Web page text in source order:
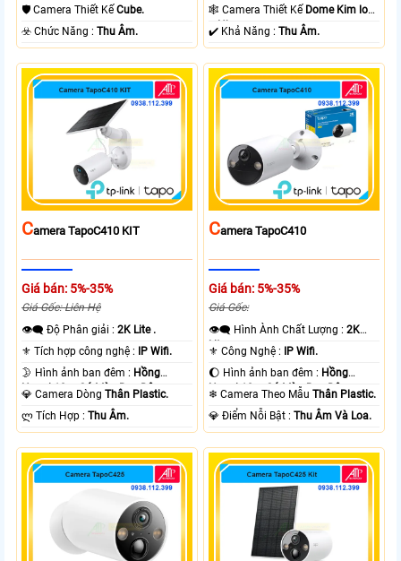
Ngoại 10m Hồng Ngoại SMD.
🛡 Camera Thiết KếCube.
️☣️ Chức Năng :Thu Âm.
10m Hồng Ngoại SMD.
🕸️ Camera Thiết Kế Dome Kim loại
+ Nhựa.
️✔️ Khả Năng :Thu Âm.
CAmera TapoC410 KIT
Giá bán: 5%-35%
Giá Gốc: Liên Hệ
👁️‍🗨 Độ Phân giải :2K Lite .
⚜️ Tích hợp công nghệ :
IP Wifi.
🌛 Hình ảnh ban đêm : Hồng
Ngoại 10m Có Màu Ban Ðêm.
💎 Camera DòngThân Plastic.
️ლ Tích Hợp :Thu Âm.
CAmera TapoC410
Giá bán: 5%-35%
Giá Gốc:
👁️‍🗨 Hình Ành Chất Lượng :2K
Lite .
⚜️ Công Nghệ :
IP Wifi.
🌔 Hình ảnh ban đêm : Hồng
Ngoại 10m Có Màu Ban Ðêm.
❄ Camera Theo MẫuThân Plastic.
️💎 Điểm Nỗi Bật :Thu Âm Và Loa.